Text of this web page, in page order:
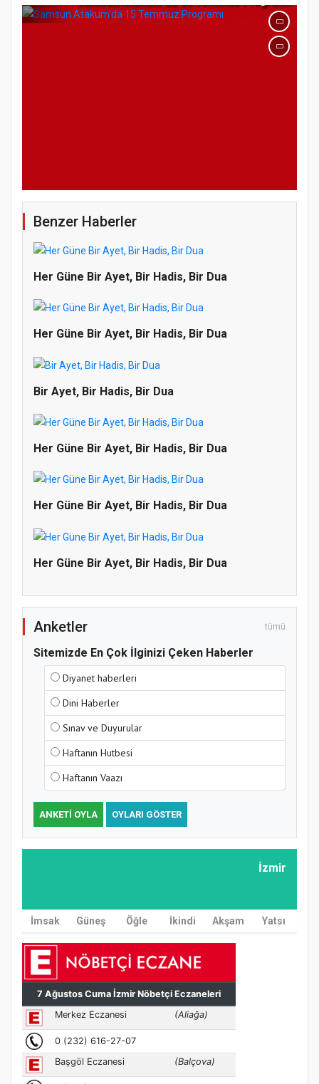
Gerçekleştirildi
Benzer Haberler
Her Güne Bir Ayet, Bir Hadis, Bir Dua
Her Güne Bir Ayet, Bir Hadis, Bir Dua
Bir Ayet, Bir Hadis, Bir Dua
Her Güne Bir Ayet, Bir Hadis, Bir Dua
Her Güne Bir Ayet, Bir Hadis, Bir Dua
Her Güne Bir Ayet, Bir Hadis, Bir Dua
Anketler tümü
Sitemizde En Çok İlginizi Çeken Haberler
Diyanet haberleri
Dini Haberler
Sınav ve Duyurular
Haftanın Hutbesi
Haftanın Vaazı
ANKETI OYLA OYLARI GÖSTER
İzmir
İmsak Güneş Öğle İkindi Akşam Yatsı